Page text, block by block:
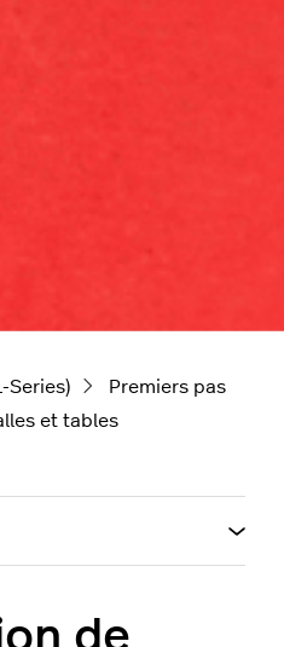
Series)
Premiers pas
et tables